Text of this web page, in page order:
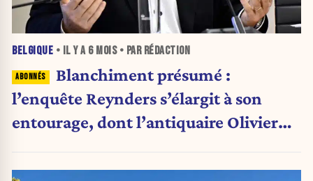
BELGIQUE • IL Y A 6 MOIS• PAR RÉDACTION
Blanchiment présumé :
l’enquête Reynders s’élargit à son
entourage, dont l’antiquaire Olivier